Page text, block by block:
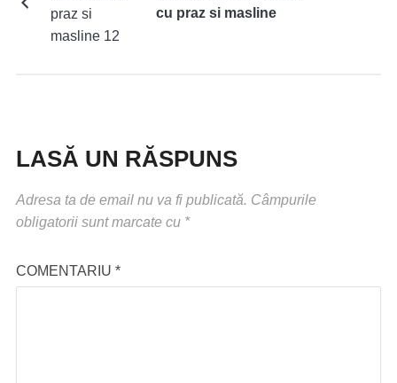
cu praz si masline
LASĂ UN RĂSPUNS
Adresa ta de email nu va fi publicată. Câmpurile
obligatorii sunt marcate cu *
COMENTARIU *